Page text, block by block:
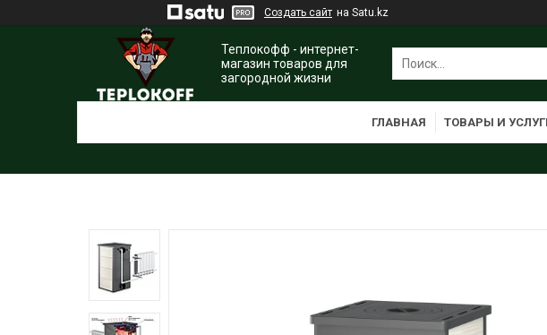
Создать сайт на Satu.kz
Теплокофф - интернет-
магазин товаров для
загородной жизни
ГЛАВНАЯ ТОВАРЫ И